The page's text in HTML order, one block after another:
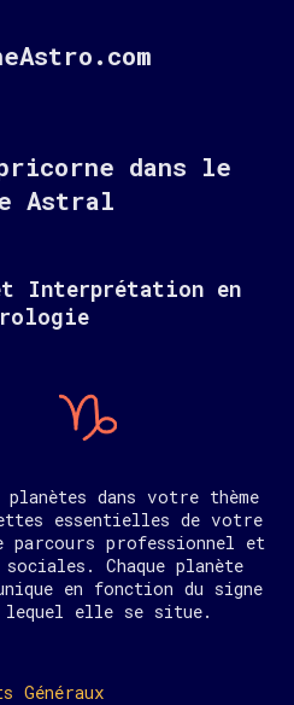
dans le
Astral
Interprétation en
planètes dans votre thème
essentielles de votre
professionnel et
Chaque planète
en fonction du signe
lequel elle se situe.
Généraux